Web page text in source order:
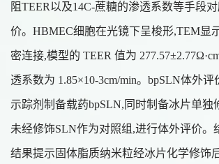
阻TEER以及14C-蔗糖的渗透系数等手段
价。HBMEC细胞在光镜下呈梭形,TEM显
密连接,模型的 TEER 值为
透系数为 1.85×10-3cm/min。bpSLN体外评
示踪剂制备载药bpSLN,同时制备冰片单独
未经修饰SLN作为对照组,进行体外评价。
结果提示固体脂质纳米粒经冰片化学修饰